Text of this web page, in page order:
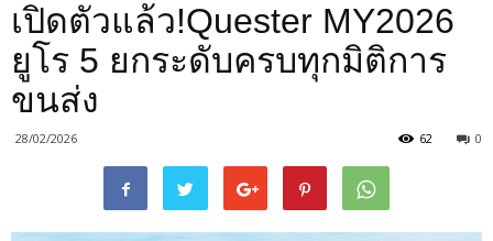
เปิดตัวแล้ว!Quester MY2026
ยูโร 5 ยกระดับครบทุกมิติการ
ขนส่ง
28/02/2026 0
62